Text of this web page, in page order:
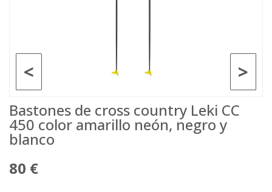
>
<
Bastones de cross country Leki CC
450 color amarillo neón, negro y
blanco
80 €